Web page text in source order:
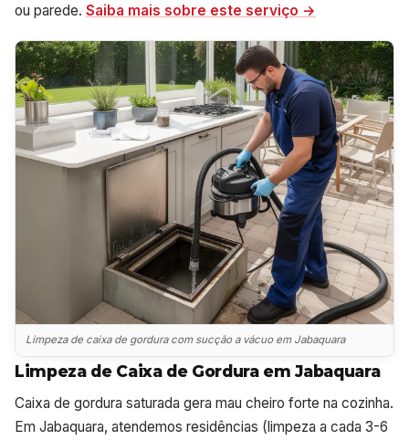
ou parede. Saiba mais sobre este serviço →
Limpeza de caixa de gordura com sucção a vácuo em Jabaquara
Limpeza de Caixa de Gordura em Jabaquara
Caixa de gordura saturada gera mau cheiro forte na cozinha.
Em Jabaquara, atendemos residências (limpeza a cada 3-6